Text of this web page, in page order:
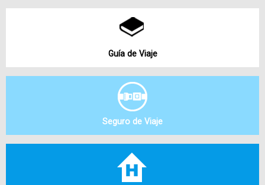
Guía de Viaje
Seguro de Viaje